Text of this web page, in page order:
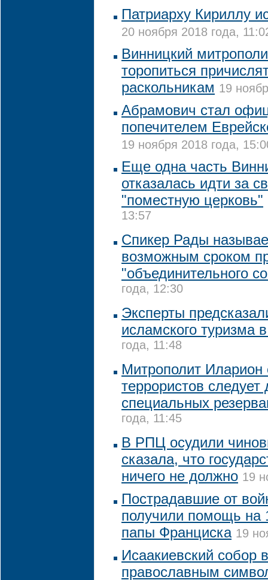
Патриарху Кириллу
20 ноября 2018 года,
Винницкий
торопиться
раскольникам 19
Абрамович стал
попечителем
19 ноября 2018 года,
Еще одна часть
отказалась идти за
"поместную церковь"
13:57
Спикер Рады
возможным сроком
"объединительного
года, 12:30
Эксперты
исламского туризма
года, 11:48
Митрополит Иларион
террористов следует
специальных
года, 11:45
В РПЦ осудили
сказала, что
ничего не должно 19
Пострадавшие от
получили помощь на
папы Франциска 19
Исаакиевский собор
православным